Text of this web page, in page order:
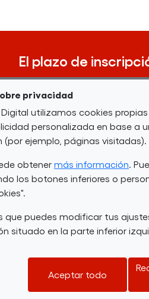
privacidad
Digital utilizamos cookies
personalizada en base a
ejemplo, páginas visitadas).
obtener más información .
los botones inferiores o
que puedes modificar tus
situado en la parte inferior
Aceptar todo
El plazo de
con discapacidad con
valor de grandes
interesa aplicar la